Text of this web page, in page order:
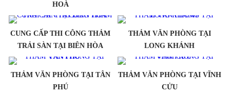
HOÀ
CUNG CẤP THI CÔNG THẢM
TRẢI SÀN TẠI BIÊN HÒA
THẢM VĂN PHÒNG TẠI
LONG KHÁNH
THẢM VĂN PHÒNG TẠI TÂN
PHÚ
THẢM VĂN PHÒNG TẠI VĨNH
CỬU